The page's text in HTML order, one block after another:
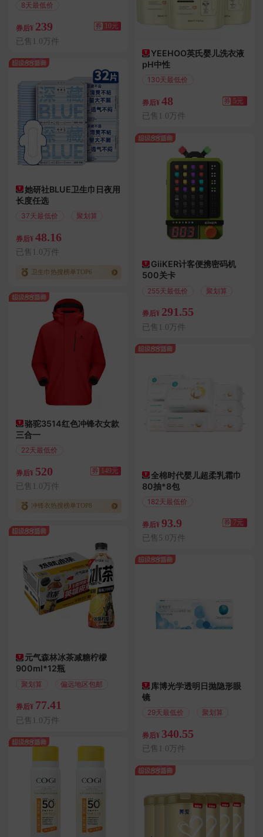
8天最低价
券后¥ 239 券 10元
已售1.0万件
她研社BLUE卫生巾日夜用
长度任选
37天最低价 聚划算
券后¥ 48.16
已售1.0万件
卫生巾热搜榜单TOP6
骆驼3514红色冲锋衣女款
三合一
22天最低价
券后¥ 520 券 149元
已售1.0万件
冲锋衣热搜榜单TOP8
元气森林冰茶减糖柠檬
900ml*12瓶
聚划算 偏远地区包邮
券后¥ 77.41
已售1.0万件
YEEHOO英氏婴儿洗衣液
pH中性
130天最低价
券后¥ 48 券 5元
已售1.0万件
GiiKER计客便携密码机
500关卡
255天最低价 聚划算
券后¥ 291.55
已售1.0万件
全棉时代婴儿超柔乳霜巾
80抽*8包
182天最低价
券后¥ 93.9 券 7元
已售5.0万件
库博光学透明日抛隐形眼
镜
29天最低价 聚划算
券后¥ 340.55
已售1.0万件